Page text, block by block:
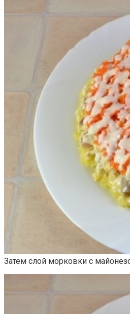
Затем слой морковки с